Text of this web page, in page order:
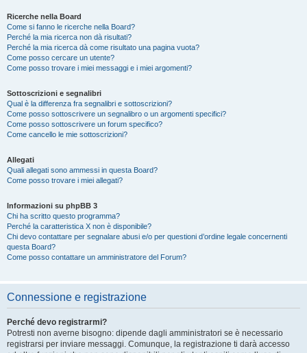
Ricerche nella Board
Come si fanno le ricerche nella Board?
Perché la mia ricerca non dà risultati?
Perché la mia ricerca dà come risultato una pagina vuota?
Come posso cercare un utente?
Come posso trovare i miei messaggi e i miei argomenti?
Sottoscrizioni e segnalibri
Qual è la differenza fra segnalibri e sottoscrizioni?
Come posso sottoscrivere un segnalibro o un argomenti specifici?
Come posso sottoscrivere un forum specifico?
Come cancello le mie sottoscrizioni?
Allegati
Quali allegati sono ammessi in questa Board?
Come posso trovare i miei allegati?
Informazioni su phpBB 3
Chi ha scritto questo programma?
Perché la caratteristica X non è disponibile?
Chi devo contattare per segnalare abusi e/o per questioni d’ordine legale concernenti
questa Board?
Come posso contattare un amministratore del Forum?
Connessione e registrazione
Perché devo registrarmi?
Potresti non averne bisogno: dipende dagli amministratori se è necessario
registrarsi per inviare messaggi. Comunque, la registrazione ti darà accesso